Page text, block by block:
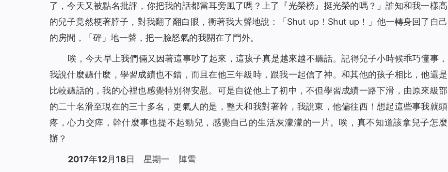
了，今天又被點名批評，你把我的話都當耳旁風了嗎？上了『光榮榜』挺光榮的嗎？」誰知和我一樣高
的兒子竟然梗著脖子，對我翻了翻白眼，衝著我大聲地說：「Shut up！Shut up！」他一轉身回了自己
的房間，「砰」地一聲，把一臉怒氣的我關在了門外。
唉，今天早上我們倆又因著這事吵了起來，這孩子真是越來越不聽話。記得兒子小時候乖巧懂事，
我說什麼聽什麼，學習成績也不錯，而且在他三年級時，跟我一起信了神。和其他的孩子相比，他還是
比較聽話的，我的心裡也感覺特別得安慰。可是自從他上了初中，不但學習成績一路下滑，由原來級部
的二十名滑至現在的三十多名，更氣人的是，整天和我對著幹，我說東，他偏往西！想起這些事我就頭
疼，心力交瘁，幹什麼事也提不起勁兒，感覺自己的生活灰濛濛的一片。唉，真不知道該拿兒子怎麼
辦？
2017年12月18日 星期一 陣雪